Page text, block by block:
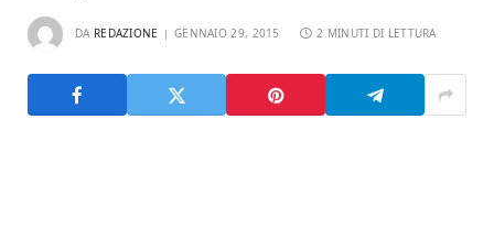
DA REDAZIONE GENNAIO 29, 2015 2 MINUTI DI LETTURA